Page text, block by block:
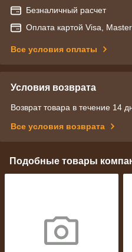
Безналичный расчет
Оплата картой Visa,
Все условия оплаты
Условия возврата
Возврат товара в течение 14
Все условия возврата
Подобные товары